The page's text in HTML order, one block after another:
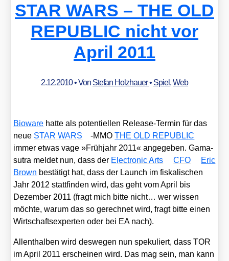
STAR WARS – THE OLD
REPUBLIC nicht vor
April 2011
2.12.2010• Von Stefan Holzhauer• Spiel,Web
Bio­wa­re hat­te als poten­ti­el­len Release-Ter­min für das
neue STAR WARS -MMOTHE OLD REPUBLIC
immer etwas vage »Früh­jahr 2011« ange­ge­ben. Gama­
su­tra mel­det nun, dass der Elec­tro­nic Arts CFO
Eric
Brown bestä­tigt hat, dass der Launch im fis­ka­li­schen
Jahr 2012 statt­fin­den wird, das geht vom April bis
Dezem­ber 2011 (fragt mich bit­te nicht… wer wis­sen
möch­te, war­um das so gerech­net wird, fragt bit­te einen
Wirt­schafts­exper­ten oder bei EA nach).
Allent­hal­ben wird des­we­gen nun spe­ku­liert, dass TOR
im April 2011 erschei­nen wird. Das mag sein, man kann